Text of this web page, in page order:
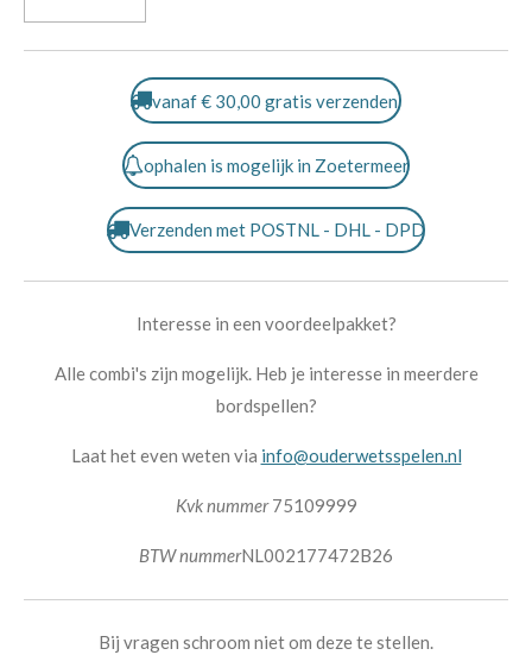
vanaf € 30,00 gratis verzenden
ophalen is mogelijk in Zoetermeer
Verzenden met POSTNL - DHL - DPD
Interesse in een voordeelpakket?
Alle combi's zijn mogelijk. Heb je interesse in meerdere
bordspellen?
Laat het even weten via info@ouderwetsspelen.nl
Kvk nummer75109999
BTW nummerNL002177472B26
Bij vragen schroom niet om deze te stellen.